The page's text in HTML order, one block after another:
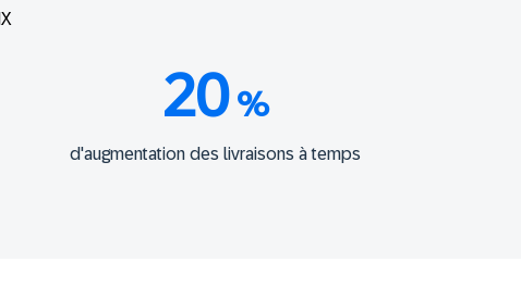
20%
d'augmentation des livraisons à temps